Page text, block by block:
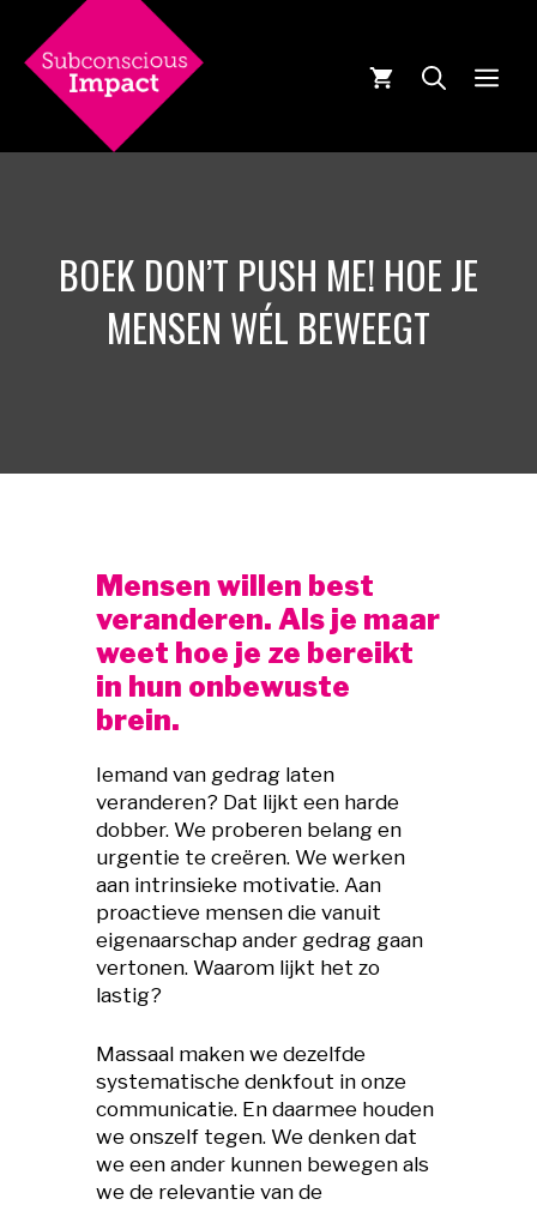
naar
inhoud
BOEK DON’T PUSH ME! HOE JE
MENSEN WÉL BEWEEGT
Mensen willen best
veranderen. Als je maar
weet hoe je ze bereikt
in hun onbewuste
brein.
Iemand van gedrag laten
veranderen? Dat lijkt een harde
dobber. We proberen belang en
urgentie te creëren. We werken
aan intrinsieke motivatie. Aan
proactieve mensen die vanuit
eigenaarschap ander gedrag gaan
vertonen. Waarom lijkt het zo
lastig?
Massaal maken we dezelfde
systematische denkfout in onze
communicatie. En daarmee houden
we onszelf tegen. We denken dat
we een ander kunnen bewegen als
we de relevantie van de